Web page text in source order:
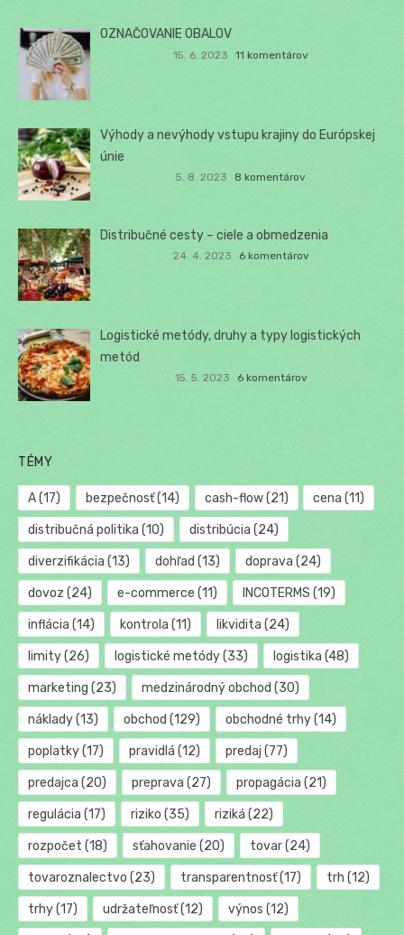
OZNAČOVANIE OBALOV
15. 6. 2023 11 komentárov
Výhody a nevýhody vstupu krajiny do Európskej
únie
5. 8. 2023 8 komentárov
Distribučné cesty – ciele a obmedzenia
24. 4. 2023 6 komentárov
Logistické metódy, druhy a typy logistických
metód
15. 5. 2023 6 komentárov
TÉMY
A(17) bezpečnosť(14) cash-flow(21) cena (11)
distribučná politika (10) distribúcia (24)
diverzifikácia (13) dohľad (13) doprava (24)
dovoz (24) e-commerce (11) INCOTERMS (19)
inflácia (14) kontrola (11) likvidita (24)
limity(26) logistické metódy(33) logistika (48)
marketing (23) medzinárodný obchod (30)
náklady(13) obchod (129) obchodné trhy(14)
poplatky(17) pravidlá (12) predaj (77)
predajca (20) preprava (27) propagácia (21)
regulácia (17) riziko (35) riziká (22)
rozpočet (18) sťahovanie (20) tovar(24)
tovaroznalectvo (23) transparentnosť(17) trh (12)
trhy(17) udržateľnosť(12) výnos (12)